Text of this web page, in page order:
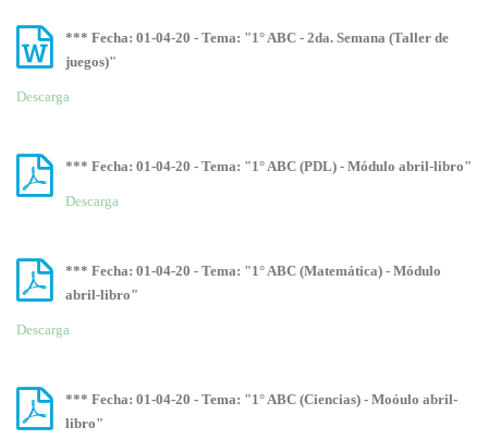
*** Fecha: 01-04-20 - Tema: "1° ABC - 2da. Semana (Taller de
juegos)"
Descarga
*** Fecha: 01-04-20 - Tema: "1° ABC (PDL) - Módulo abril-libro"
Descarga
*** Fecha: 01-04-20 - Tema: "1° ABC (Matemática) - Módulo
abril-libro"
Descarga
*** Fecha: 01-04-20 - Tema: "1° ABC (Ciencias) - Moóulo abril-
libro"